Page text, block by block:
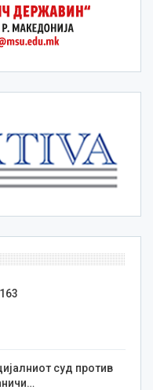
суд против